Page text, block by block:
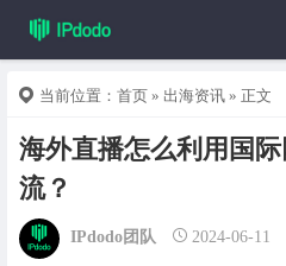
当前位置： 首页 » 出海资讯 » 正文
海外直播怎么利用国
流？
IPdodo团队 2024-06-11